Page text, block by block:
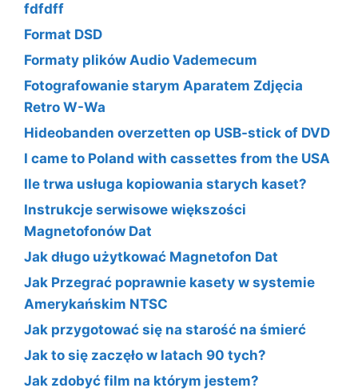
fdfdff
Format DSD
Formaty plików Audio Vademecum
Fotografowanie starym Aparatem Zdjęcia
Retro W-Wa
Hideobanden overzetten op USB-stick of DVD
I came to Poland with cassettes from the USA
Ile trwa usługa kopiowania starych kaset?
Instrukcje serwisowe większości
Magnetofonów Dat
Jak długo użytkować Magnetofon Dat
Jak Przegrać poprawnie kasety w systemie
Amerykańskim NTSC
Jak przygotować się na starość na śmierć
Jak to się zaczęło w latach 90 tych?
Jak zdobyć film na którym jestem?